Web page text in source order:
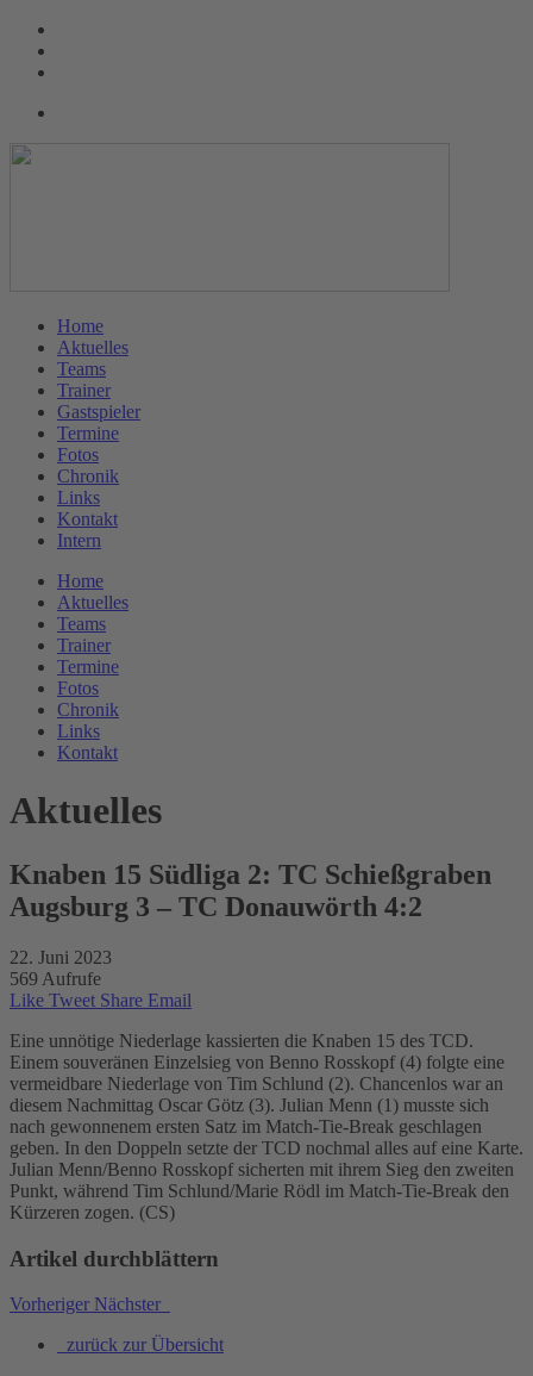
Home
Aktuelles
Teams
Trainer
Gastspieler
Termine
Fotos
Chronik
Links
Kontakt
Intern
Home
Aktuelles
Teams
Trainer
Termine
Fotos
Chronik
Links
Kontakt
Aktuelles
Knaben 15 Südliga 2: TC Schießgraben
Augsburg 3 – TC Donauwörth 4:2
22. Juni 2023
569 Aufrufe
Like Tweet Share Email
Eine unnötige Niederlage kassierten die Knaben 15 des TCD.
Einem souveränen Einzelsieg von Benno Rosskopf (4) folgte eine
vermeidbare Niederlage von Tim Schlund (2). Chancenlos war an
diesem Nachmittag Oscar Götz (3). Julian Menn (1) musste sich
nach gewonnenem ersten Satz im Match-Tie-Break geschlagen
geben. In den Doppeln setzte der TCD nochmal alles auf eine Karte.
Julian Menn/Benno Rosskopf sicherten mit ihrem Sieg den zweiten
Punkt, während Tim Schlund/Marie Rödl im Match-Tie-Break den
Kürzeren zogen. (CS)
Artikel durchblättern
Vorheriger Nächster
zurück zur Übersicht